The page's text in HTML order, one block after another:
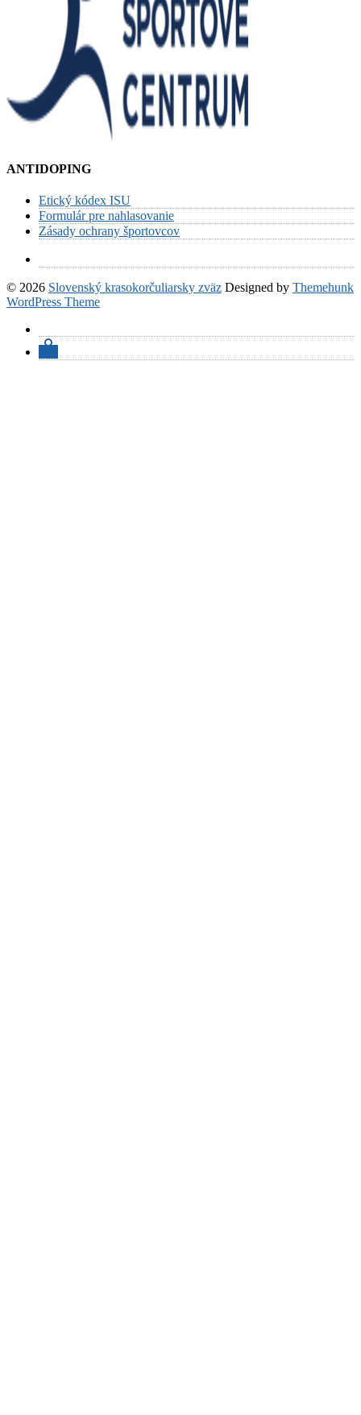
ANTIDOPING
Etický kódex ISU
Formulár pre nahlasovanie
Zásady ochrany športovcov
© 2026 Slovenský krasokorčuliarsky zväz Designed by Themehunk
WordPress Theme